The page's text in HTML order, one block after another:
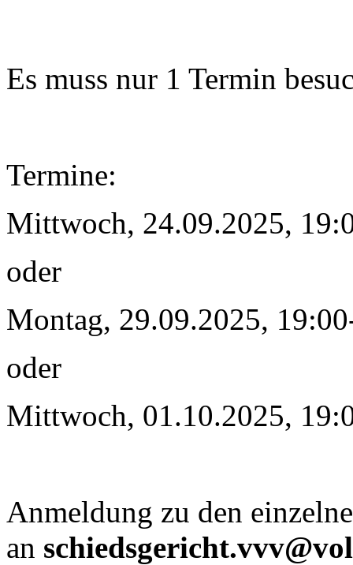
Es muss nur 1 Termin
Termine:
Mittwoch, 24.09.2025,
oder
Montag, 29.09.2025,
oder
Mittwoch, 01.10.2025,
Anmeldung zu den
an